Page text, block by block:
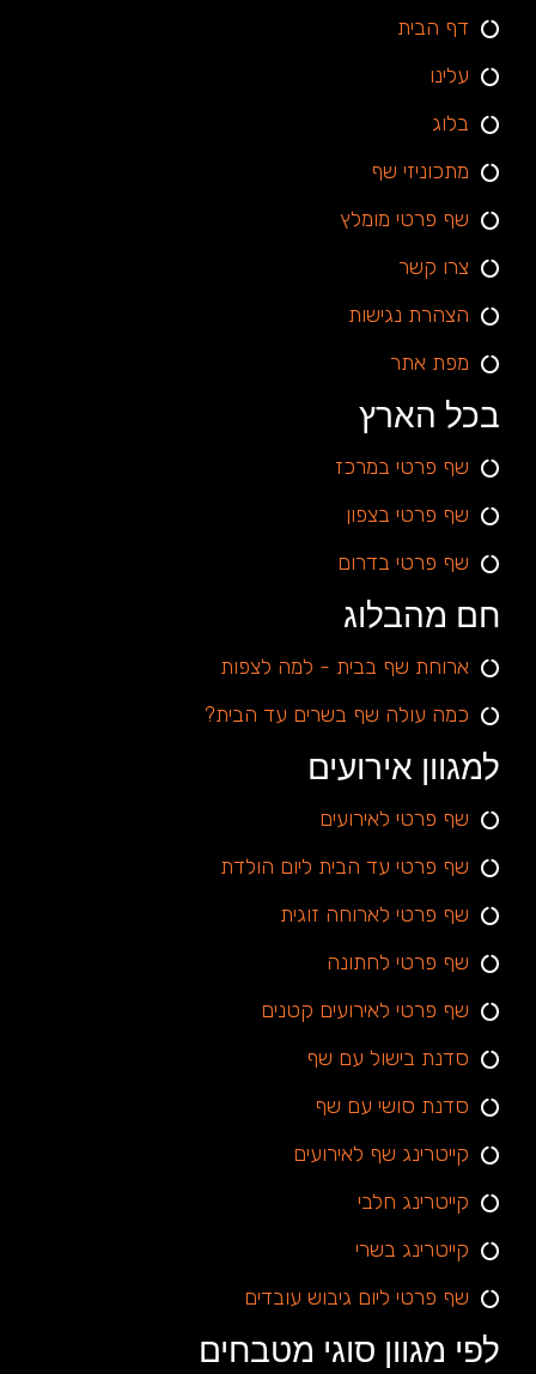
דף הבית
עלינו
בלוג
מתכוניזי שף
שף פרטי מומלץ
צרו קשר
הצהרת נגישות
מפת אתר
בכל הארץ
שף פרטי במרכז
שף פרטי בצפון
שף פרטי בדרום
חם מהבלוג
ארוחת שף בבית - למה לצפות
כמה עולה שף בשרים עד הבית?
למגוון אירועים
שף פרטי לאירועים
שף פרטי עד הבית ליום הולדת
שף פרטי לארוחה זוגית
שף פרטי לחתונה
שף פרטי לאירועים קטנים
סדנת בישול עם שף
סדנת סושי עם שף
קייטרינג שף לאירועים
קייטרינג חלבי
קייטרינג בשרי
שף פרטי ליום גיבוש עובדים
לפי מגוון סוגי מטבחים